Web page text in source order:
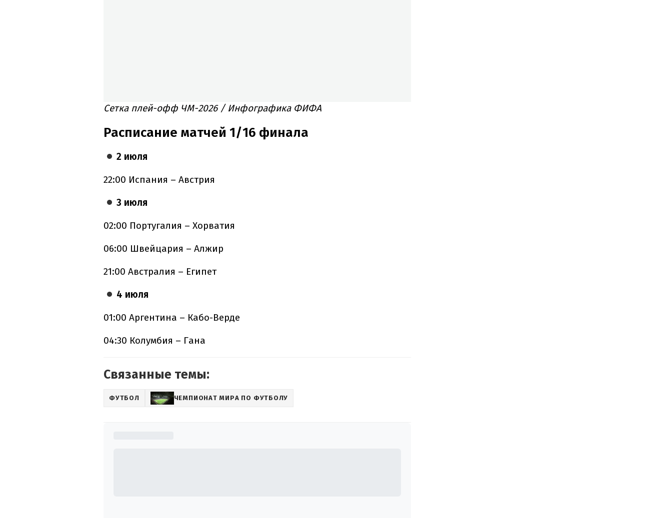
Сетка плей-офф ЧМ-2026 / Инфографика ФИФА
Расписание матчей 1/16 финала
2 июля
22:00 Испания – Австрия
3 июля
02:00 Португалия – Хорватия
06:00 Швейцария – Алжир
21:00 Австралия – Египет
4 июля
01:00 Аргентина – Кабо-Верде
04:30 Колумбия – Гана
Связанные темы:
ФУТБОЛ ЧЕМПИОНАТ МИРА ПО ФУТБОЛУ